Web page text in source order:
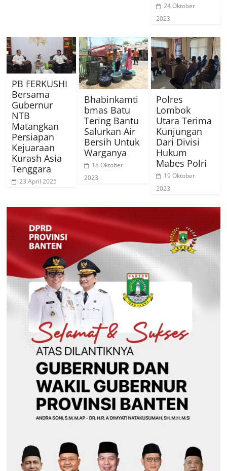
24 Oktober
2023
PB FERKUSHI
Bersama
Gubernur
NTB
Matangkan
Persiapan
Kejuaraan
Kurash Asia
Tenggara
23 April 2025
Bhabinkamti
bmas Batu
Tering Bantu
Salurkan Air
Bersih Untuk
Warganya
18 Oktober
2023
Polres
Lombok
Utara Terima
Kunjungan
Dari Divisi
Hukum
Mabes Polri
19 Oktober
2023